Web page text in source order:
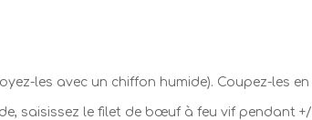
les avec un chiffon humide). Coupez-les en
saisissez le filet de bœuf à feu vif pendant